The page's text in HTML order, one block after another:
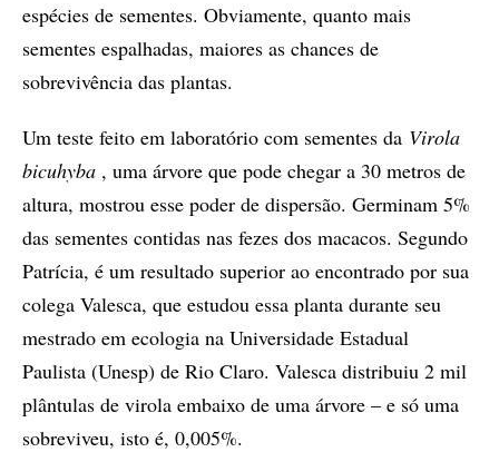
espécies de sementes. Obviamente, quanto mais
sementes espalhadas, maiores as chances de
sobrevivência das plantas.
Um teste feito em laboratório com sementes da Virola
bicuhyba , uma árvore que pode chegar a 30 metros de
altura, mostrou esse poder de dispersão. Germinam 5%
das sementes contidas nas fezes dos macacos. Segundo
Patrícia, é um resultado superior ao encontrado por sua
colega Valesca, que estudou essa planta durante seu
mestrado em ecologia na Universidade Estadual
Paulista (Unesp) de Rio Claro. Valesca distribuiu 2 mil
plântulas de virola embaixo de uma árvore – e só uma
sobreviveu, isto é, 0,005%.